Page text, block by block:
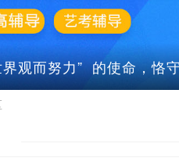
观而努力” 的使命，